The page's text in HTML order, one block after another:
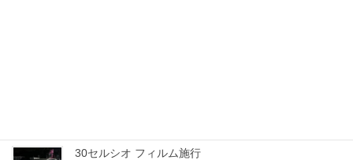
30セルシオ フィルム施行